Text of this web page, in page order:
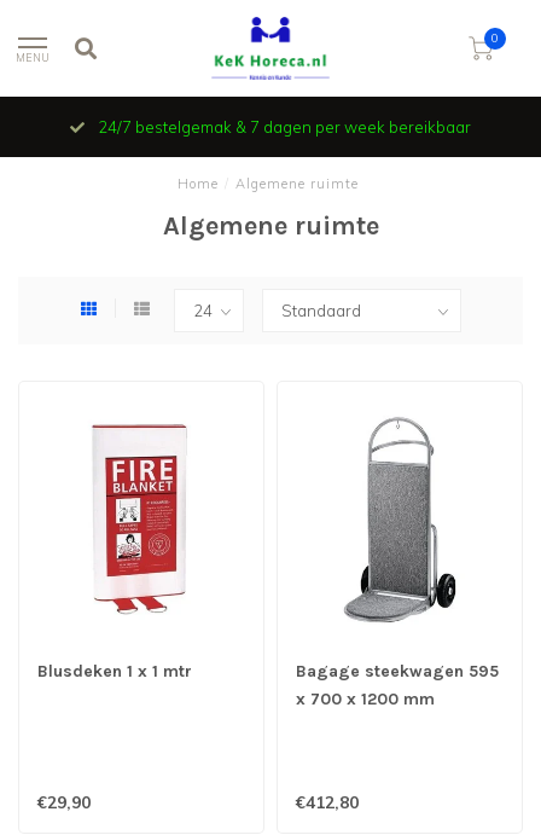
MENU
0
24/7 bestelgemak & 7 dagen per week bereikbaar
Home Algemene ruimte
Algemene ruimte
Blusdeken 1 x 1 mtr
€29,90
Bagage steekwagen 595
x 700 x 1200 mm
€412,80